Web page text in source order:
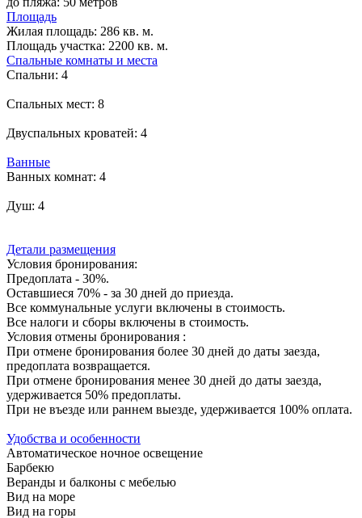
Площадь
Жилая площадь: 286 кв. м.
Площадь участка: 2200 кв. м.
Спальные комнаты и места
Спальни: 4
Спальных мест: 8
Двуспальных кроватей: 4
Ванные
Ванных комнат: 4
Душ: 4
Детали размещения
Условия бронирования:
Предоплата - 30%.
Оставшиеся 70% - за 30 дней до приезда.
Все коммунальные услуги включены в стоимость.
Все налоги и сборы включены в стоимость.
Условия отмены бронирования :
При отмене бронирования более 30 дней до даты заезда,
предоплата возвращается.
При отмене бронирования менее 30 дней до даты заезда,
удерживается 50% предоплаты.
При не въезде или раннем выезде, удерживается 100% оплата.
Удобства и особенности
Автоматическое ночное освещение
Барбекю
Веранды и балконы с мебелью
Вид на море
Вид на горы